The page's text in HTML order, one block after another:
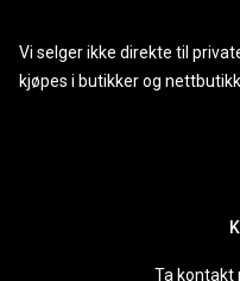
Vi selger ikke direkte til
kjøpes i butikker og
Ta kontakt